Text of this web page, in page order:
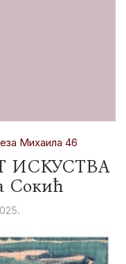
Михаила 46
ИСКУСТВА
Сокић